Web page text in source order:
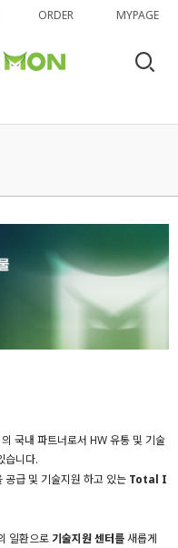
ORDER MYPAGE
국내 파트너로서 HW 유통 및 기술
습니다.
급 및 기술지원 하고 있는 Total I
일환으로 기술지원 센터를새롭게